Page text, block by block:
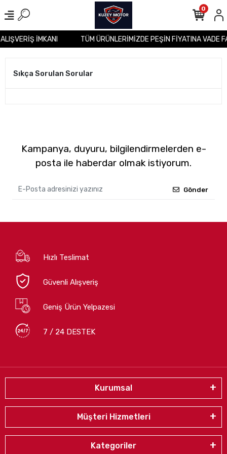
İMKANI TÜM ÜRÜNLERİMİZDE PEŞİN FİYATINA VADE
0
Sıkça Sorulan Sorular
Kampanya, duyuru, bilgilendirmelerden e-
posta ile haberdar olmak istiyorum.
Gönder
Hızlı Teslimat
Güvenli Alışveriş
Geniş Ürün Yelpazesi
7 / 24 DESTEK
Kurumsal
Müşteri Hizmetleri
Kategoriler